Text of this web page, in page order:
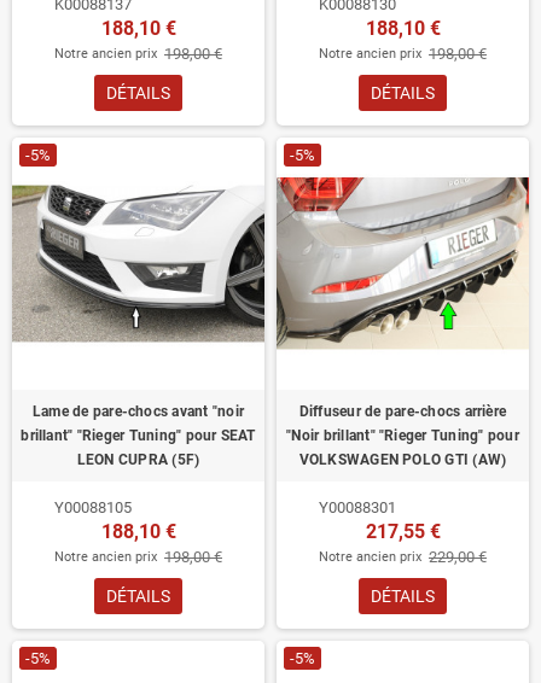
K00088137
188,10 €
Notre ancien prix 198,00 €
DÉTAILS
K00088130
188,10 €
Notre ancien prix 198,00 €
DÉTAILS
-5%
Lame de pare-chocs avant "noir
brillant" "Rieger Tuning" pour SEAT
LEON CUPRA (5F)
Y00088105
188,10 €
Notre ancien prix 198,00 €
DÉTAILS
-5%
Diffuseur de pare-chocs arrière
"Noir brillant" "Rieger Tuning" pour
VOLKSWAGEN POLO GTI (AW)
Y00088301
217,55 €
Notre ancien prix 229,00 €
DÉTAILS
-5% -5%